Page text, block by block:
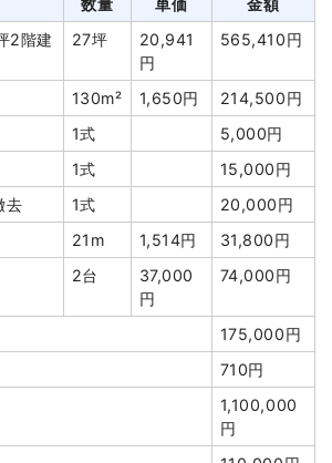
126,000円
1式
30,000円
1式
45,000円
49m² 3,000円
147,000円
24m³ 8,000円
192,000円
1式
48,000円
用
1式
95,000円
1式
225,000円
5,800円
2,500,000円
250,000円
2,750,000円
数量 単価
金額
2階建
27坪
20,941
円
565,410円
130m² 1,650円
214,500円
1式
5,000円
1式
15,000円
去
1式
20,000円
21m 1,514円
31,800円
2台
37,000
円
74,000円
175,000円
710円
1,100,000
円